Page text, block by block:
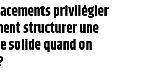
privilégier
structurer une
solide quand on